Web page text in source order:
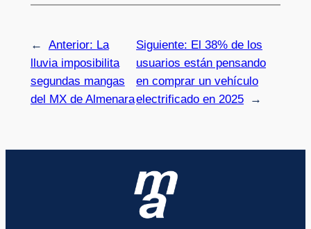
← Anterior: La
lluvia imposibilita
segundas mangas
del MX de Almenara
Siguiente: El 38% de los
usuarios están pensando
en comprar un vehículo
electrificado en 2025
→